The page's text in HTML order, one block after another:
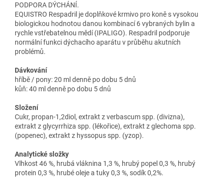
PODPORA DÝCHÁNÍ.
EQUISTRO Respadril je doplňkové krmivo pro koně s vysokou
biologickou hodnotou danou kombinací 6 vybraných bylin a
rychle vstřebatelnou mědí (IPALIGO). Respadril podporuje
normální funkci dýchacího aparátu v průběhu akutních
problémů.
Dávkování
hříbě / pony: 20 ml denně po dobu 5 dnů
kůň: 40 ml denně po dobu 5 dnů
Složení
Cukr, propan-1,2diol, extrakt z verbascum spp. (divizna),
extrakt z glycyrrhiza spp. (lékořice), extrakt z glechoma spp.
(popenec), extrakt z hyssopus spp. (yzop).
Analytické složky
Vlhkost 46 %, hrubá vláknina 1,3 %, hrubý popel 0,3 %, hrubý
protein 0,3 %, hrubé oleje a tuky 0,3 %, sodík 0,2%.